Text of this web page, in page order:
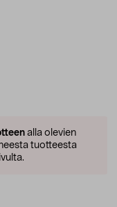
alla olevien
tuotteesta